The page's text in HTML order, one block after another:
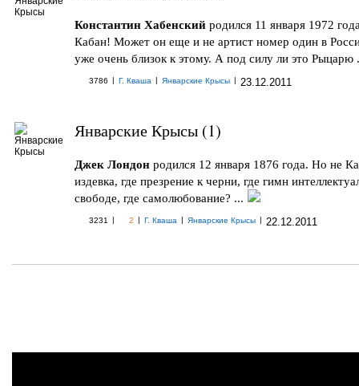
Константин Хабенский родился 11 января 1972
Кабан! Может он еще и не артист номер один в
уже очень близок к этому. А под силу ли это Рыцарю
3786 | Г. Кваша | Январские Крысы | 23.12.2011
Январские Крысы (1)
Джек Лондон родился 12 января 1876 года. Но не
издевка, где презрение к черни, где гимн
свободе, где самолюбование? ...
3231 | 2 | Г. Кваша | Январские Крысы | 22.12.2011